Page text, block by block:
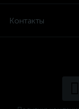
Контакты